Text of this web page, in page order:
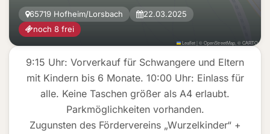
9:15 Uhr: Vorverkauf für Schwangere und Eltern
mit Kindern bis 6 Monate. 10:00 Uhr: Einlass für
alle. Keine Taschen größer als A4 erlaubt.
Parkmöglichkeiten vorhanden.
Zugunsten des Fördervereins „Wurzelkinder“ +
65719 Hofheim/Lorsbach
22.03.2025
noch 8 frei
Leaflet|©OpenStreetMap , ©CARTO